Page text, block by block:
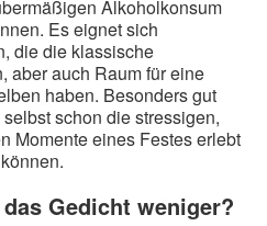
Alkoholkonsum
Es eignet sich
die die klassische
aber auch Raum für eine
haben. Besonders gut
schon die stressigen,
Momente eines Festes erlebt
Gedicht weniger?